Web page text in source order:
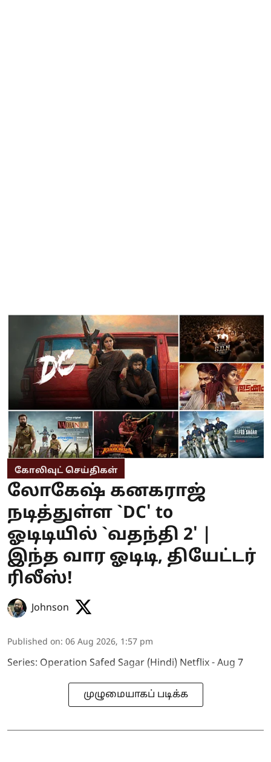
கோலிவுட் செய்திகள்
லோகேஷ் கனகராஜ்
நடித்துள்ள `DC' to
ஓடிடியில் `வதந்தி 2' |
இந்த வார ஓடிடி, தியேட்டர்
ரிலீஸ்!
Johnson
Published on: 06 Aug 2026, 1:57 pm
Series: Operation Safed Sagar (Hindi) Netflix - Aug 7
முழுமையாகப் படிக்க